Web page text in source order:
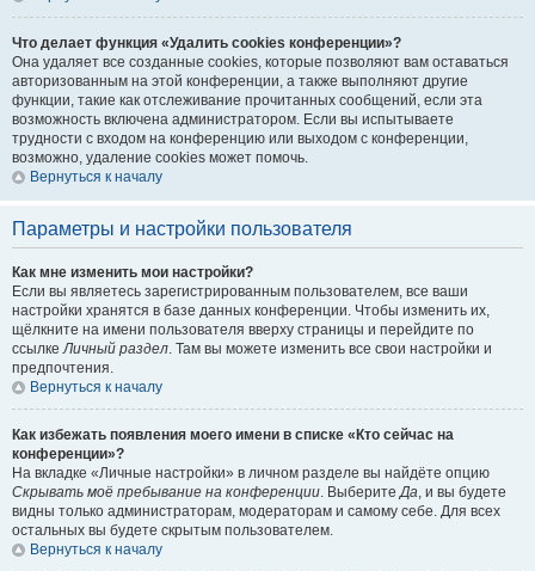
Что делает функция «Удалить cookies конференции»?
Она удаляет все созданные cookies, которые позволяют вам оставаться
авторизованным на этой конференции, а также выполняют другие
функции, такие как отслеживание прочитанных сообщений, если эта
возможность включена администратором. Если вы испытываете
трудности с входом на конференцию или выходом с конференции,
возможно, удаление cookies может помочь.
Вернуться к началу
Параметры и настройки пользователя
Как мне изменить мои настройки?
Если вы являетесь зарегистрированным пользователем, все ваши
настройки хранятся в базе данных конференции. Чтобы изменить их,
щёлкните на имени пользователя вверху страницы и перейдите по
ссылкеЛичный раздел. Там вы можете изменить все свои настройки и
предпочтения.
Вернуться к началу
Как избежать появления моего имени в списке «Кто сейчас на
конференции»?
На вкладке «Личные настройки» в личном разделе вы найдёте опцию
Скрывать моё пребывание на конференции. ВыберитеДа, и вы будете
видны только администраторам, модераторам и самому себе. Для всех
остальных вы будете скрытым пользователем.
Вернуться к началу